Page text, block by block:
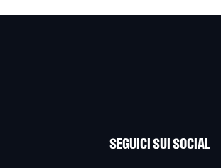
SEGUICI SUI SOCIAL